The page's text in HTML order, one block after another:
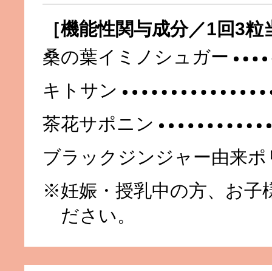
［機能性関与成分／1回3粒
桑の葉イミノシュガー
キトサン
茶花サポニン
ブラックジンジャー由来
※妊娠・授乳中の方、お子
ださい。